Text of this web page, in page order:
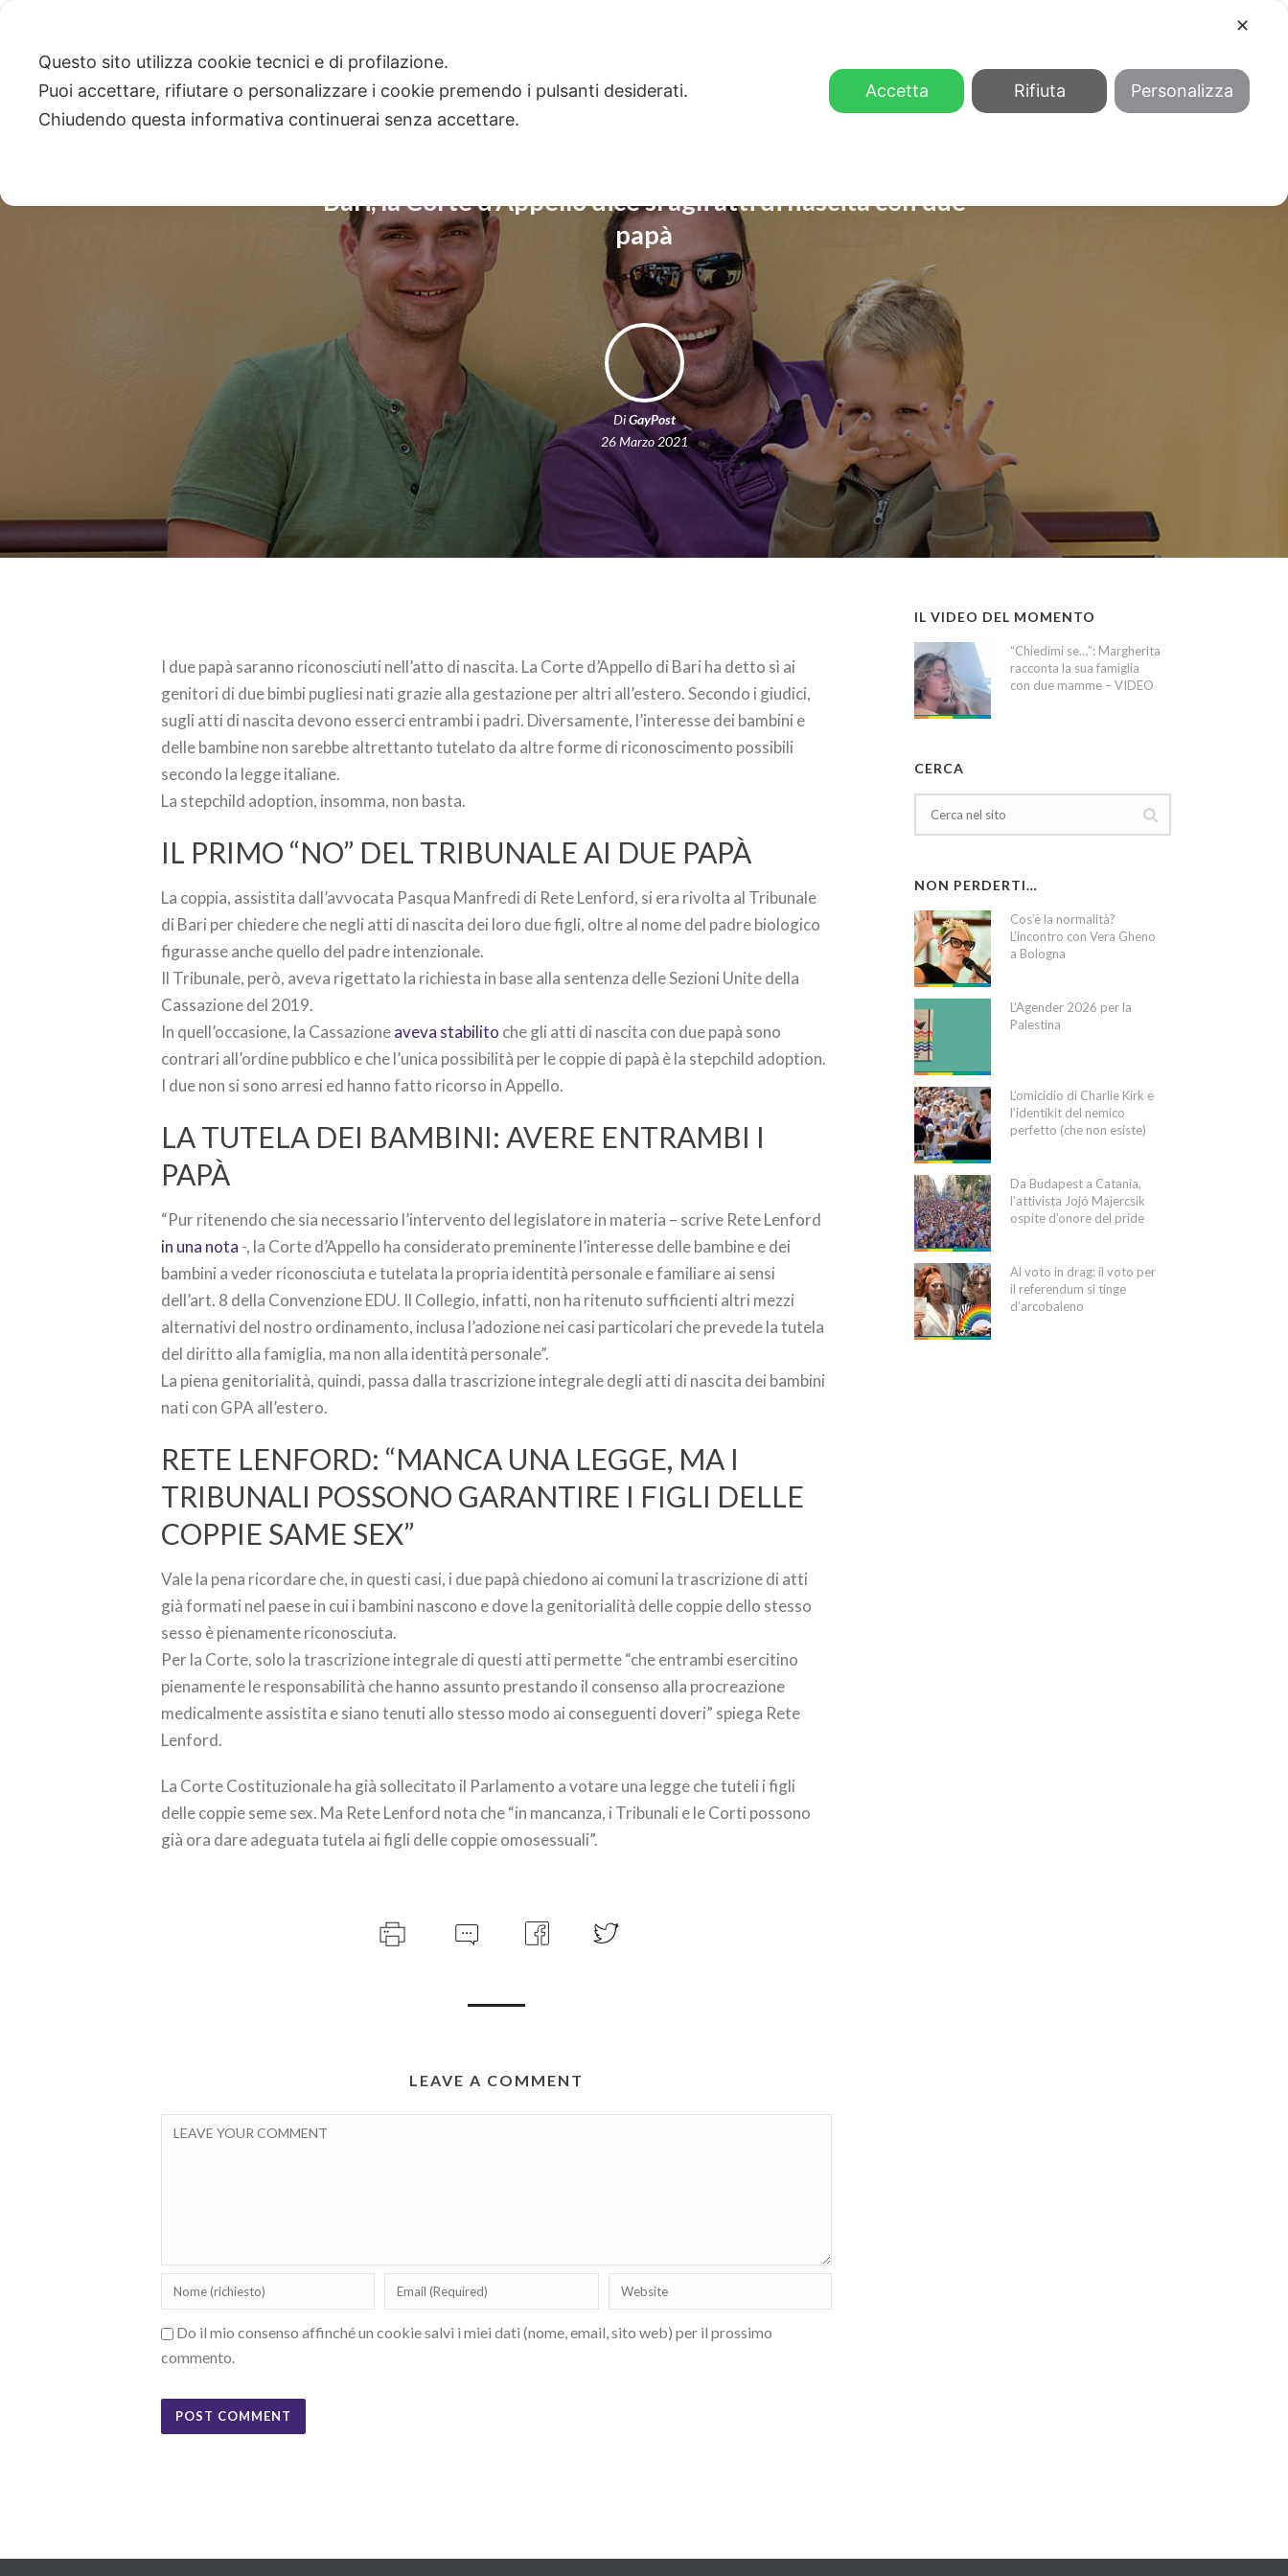
Bari, la Corte d’Appello dice sì agli atti di nascita con due
papà
DiGayPost
26 Marzo 2021
I due papà saranno riconosciuti nell’atto di nascita. La Corte d’Appello di Bari ha detto sì ai
genitori di due bimbi pugliesi nati grazie alla gestazione per altri all’estero. Secondo i giudici,
sugli atti di nascita devono esserci entrambi i padri. Diversamente, l’interesse dei bambini e
delle bambine non sarebbe altrettanto tutelato da altre forme di riconoscimento possibili
secondo la legge italiane.
La stepchild adoption, insomma, non basta.
IL PRIMO “NO” DEL TRIBUNALE AI DUE PAPÀ
La coppia, assistita dall’avvocata Pasqua Manfredi di Rete Lenford, si era rivolta al Tribunale
di Bari per chiedere che negli atti di nascita dei loro due figli, oltre al nome del padre biologico
figurasse anche quello del padre intenzionale.
Il Tribunale, però, aveva rigettato la richiesta in base alla sentenza delle Sezioni Unite della
Cassazione del 2019.
In quell’occasione, la Cassazioneaveva stabilito che gli atti di nascita con due papà sono
contrari all’ordine pubblico e che l’unica possibilità per le coppie di papà è la stepchild adoption.
I due non si sono arresi ed hanno fatto ricorso in Appello.
LA TUTELA DEI BAMBINI: AVERE ENTRAMBI I
PAPÀ
“Pur ritenendo che sia necessario l’intervento del legislatore in materia – scrive Rete Lenford
in una nota -, la Corte d’Appello ha considerato preminente l’interesse delle bambine e dei
bambini a veder riconosciuta e tutelata la propria identità personale e familiare ai sensi
dell’art. 8 della Convenzione EDU. Il Collegio, infatti, non ha ritenuto sufficienti altri mezzi
alternativi del nostro ordinamento, inclusa l’adozione nei casi particolari che prevede la tutela
del diritto alla famiglia, ma non alla identità personale”.
La piena genitorialità, quindi, passa dalla trascrizione integrale degli atti di nascita dei bambini
nati con GPA all’estero.
RETE LENFORD: “MANCA UNA LEGGE, MA I
TRIBUNALI POSSONO GARANTIRE I FIGLI DELLE
COPPIE SAME SEX”
Vale la pena ricordare che, in questi casi, i due papà chiedono ai comuni la trascrizione di atti
già formati nel paese in cui i bambini nascono e dove la genitorialità delle coppie dello stesso
sesso è pienamente riconosciuta.
Per la Corte, solo la trascrizione integrale di questi atti permette “che entrambi esercitino
pienamente le responsabilità che hanno assunto prestando il consenso alla procreazione
medicalmente assistita e siano tenuti allo stesso modo ai conseguenti doveri” spiega Rete
Lenford.
La Corte Costituzionale ha già sollecitato il Parlamento a votare una legge che tuteli i figli
delle coppie seme sex. Ma Rete Lenford nota che “in mancanza, i Tribunali e le Corti possono
già ora dare adeguata tutela ai figli delle coppie omosessuali”.
LEAVE A COMMENT
Do il mio consenso affinché un cookie salvi i miei dati (nome, email, sito web) per il prossimo
commento.
IL VIDEO DEL MOMENTO
“Chiedimi se…”: Margherita
racconta la sua famiglia
con due mamme – VIDEO
CERCA
NON PERDERTI…
Cos’è la normalità?
L’incontro con Vera Gheno
a Bologna
L’Agender 2026 per la
Palestina
L’omicidio di Charlie Kirk e
l’identikit del nemico
perfetto (che non esiste)
Da Budapest a Catania,
l’attivista Jojó Majercsik
ospite d’onore del pride
Al voto in drag: il voto per
il referendum si tinge
d’arcobaleno
✕
Questo sito utilizza cookie tecnici e di profilazione.
Puoi accettare, rifiutare o personalizzare i cookie premendo i pulsanti desiderati.
Chiudendo questa informativa continuerai senza accettare.
Accetta Rifiuta Personalizza